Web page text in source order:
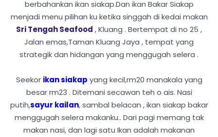
berbahankan ikan siakap.Dan ikan Bakar Siakap
menjadi menu pilihan ku ketika singgah di kedai makan
Sri Tengah Seafood , Kluang . Bertempat di no 25 ,
Jalan emas,Taman Kluang Jaya , tempat yang
strategik dan hidangan yang menggugah selera .
Seekor ikan siakap yang kecil,rm20 manakala yang
besar rm23 . Ditemani secawan teh o ais. Nasi
putih,sayur kailan, sambal belacan , ikan siakap bakar
menggugah selera makanku.. Dari pagi memang tak
makan nasi, dan lagi satu Ikan adalah makanan